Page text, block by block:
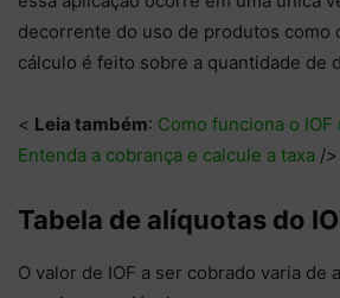
decorrente do uso de produtos como
cálculo é feito sobre a quantidade de
< Leia também: Como funciona o
Entenda a cobrança e calcule a taxa />
Tabela de alíquotas do
O valor de IOF a ser cobrado varia de